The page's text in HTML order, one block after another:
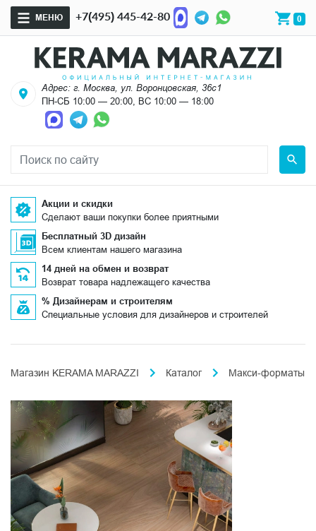
МЕНЮ +7(495) 445-42-80 0
Адрес: г. Москва, ул. Воронцовская, 36с1
ПН-СБ 10:00 — 20:00, ВС 10:00 — 18:00
Акции и скидки
Сделают ваши покупки более приятными
Бесплатный 3D дизайн
Всем клиентам нашего магазина
14 дней на обмен и возврат
Возврат товара надлежащего качества
% Дизайнерам и строителям
Специальные условия для дизайнеров и строителей
Магазин KERAMA MARAZZI Каталог Макси-форматы